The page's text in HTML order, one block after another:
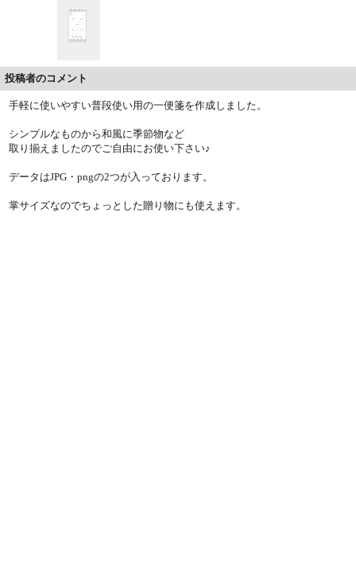
投稿者のコメント
手軽に使いやすい普段使い用の一便箋を作成しました。
シンプルなものから和風に季節物など
取り揃えましたのでご自由にお使い下さい♪
データはJPG・pngの2つが入っております。
掌サイズなのでちょっとした贈り物にも使えます。